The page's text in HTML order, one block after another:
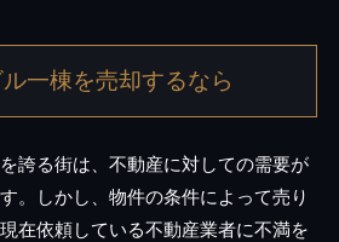
一棟を売却するなら
誇る街は、不動産に対しての需要が
。しかし、物件の条件によって売り
在依頼している不動産業者に不満を